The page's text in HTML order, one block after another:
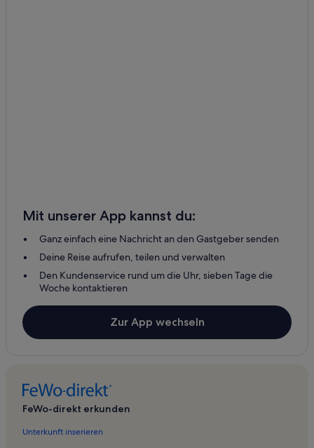
Mit unserer App kannst du:
Ganz einfach eine Nachricht an den Gastgeber senden
Deine Reise aufrufen, teilen und verwalten
Den Kundenservice rund um die Uhr, sieben Tage die
Woche kontaktieren
Zur App wechseln
FeWo-direkt erkunden
Unterkunft inserieren